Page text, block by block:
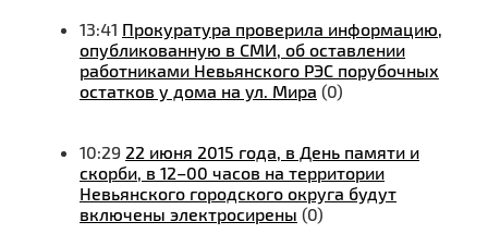
13:41 Прокуратура проверила информацию,
опубликованную в СМИ, об оставлении
работниками Невьянского РЭС порубочных
остатков у дома на ул. Мира (0)
10:29 22 июня 2015 года, в День памяти и
скорби, в 12–00 часов на территории
Невьянского городского округа будут
включены электросирены (0)